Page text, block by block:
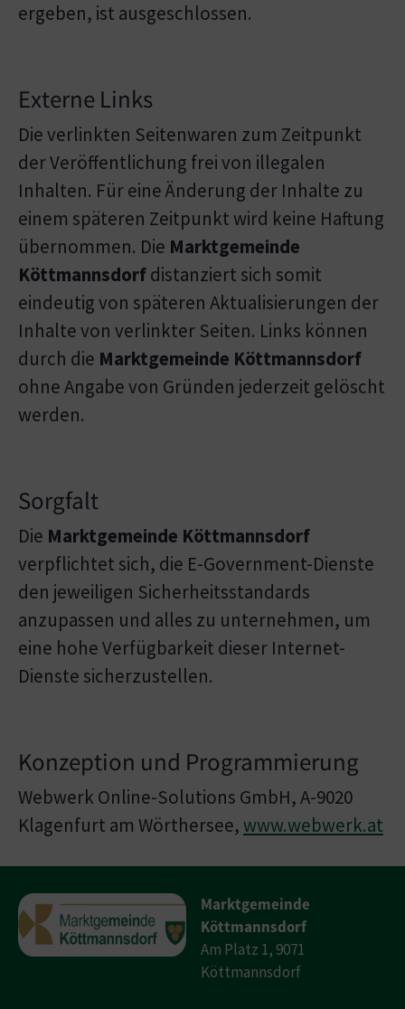
ergeben, ist ausgeschlossen.
Externe Links
Die verlinkten Seitenwaren zum Zeitpunkt
der Veröffentlichung frei von illegalen
Inhalten. Für eine Änderung der Inhalte zu
einem späteren Zeitpunkt wird keine Haftung
übernommen. Die Marktgemeinde
Köttmannsdorfdistanziert sich somit
eindeutig von späteren Aktualisierungen der
Inhalte von verlinkter Seiten. Links können
durch die Marktgemeinde Köttmannsdorf
ohne Angabe von Gründen jederzeit gelöscht
werden.
Sorgfalt
Die Marktgemeinde Köttmannsdorf
verpflichtet sich, die E-Government-Dienste
den jeweiligen Sicherheitsstandards
anzupassen und alles zu unternehmen, um
eine hohe Verfügbarkeit dieser Internet-
Dienste sicherzustellen.
Konzeption und Programmierung
Webwerk Online-Solutions GmbH, A-9020
Klagenfurt am Wörthersee,www.webwerk.at
Marktgemeinde
Köttmannsdorf
Am Platz 1, 9071
Köttmannsdorf